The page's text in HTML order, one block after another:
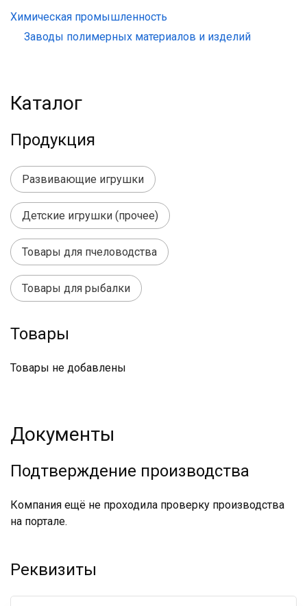
Химическая промышленность
Заводы полимерных материалов и изделий
Каталог
Продукция
Развивающие игрушки
Детские игрушки (прочее)
Товары для пчеловодства
Товары для рыбалки
Товары
Товары не добавлены
Документы
Подтверждение производства
Компания ещё не проходила проверку производства
на портале.
Реквизиты